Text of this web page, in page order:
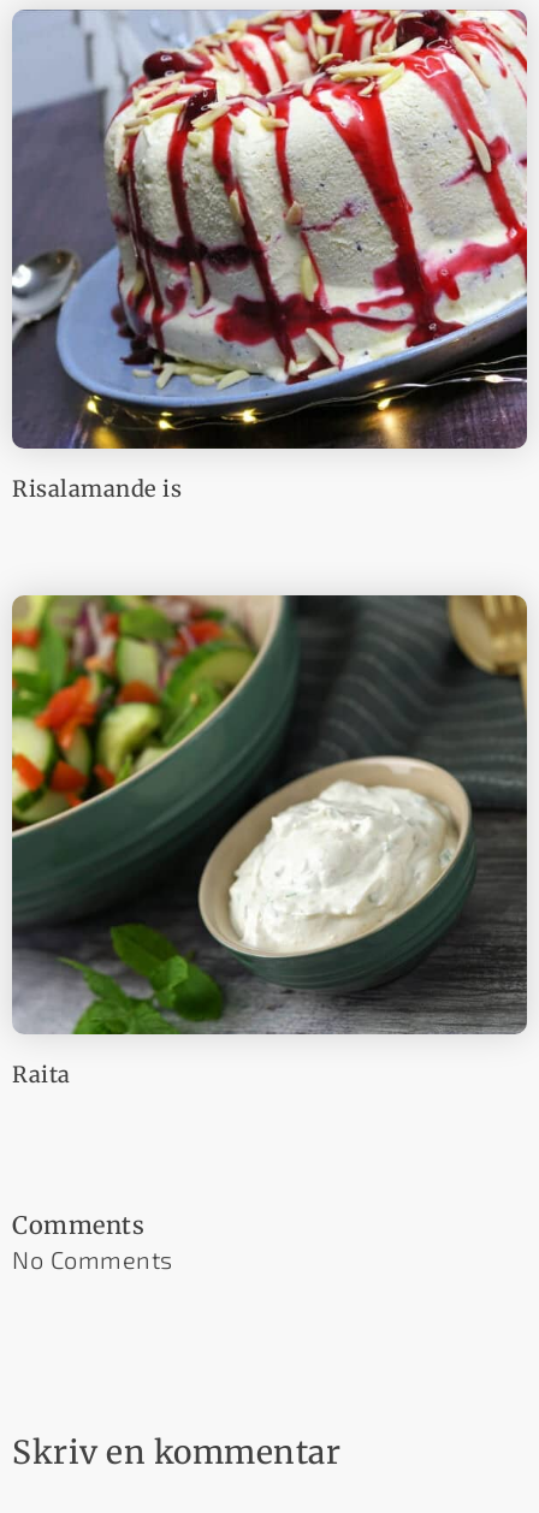
Risalamande is
Raita
Comments
No Comments
Skriv en kommentar